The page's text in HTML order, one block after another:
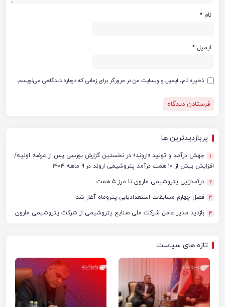
نام *
ایمیل *
ذخیره نام، ایمیل و وبسایت من در مرورگر برای زمانی که دوباره دیدگاهی می‌نویسم.
پربازدیدترین ها
1
جهش درآمد و تولید «اروند» در نخستین گزارش بورسی پس از عرضه اولیه/
افزایش بیش از ۱۰ همت درآمد پتروشیمی اروند در ۹ ماهه ۱۴۰۴
2 درآمدزایی پتروشیمی مارون تا مرز ۵ همت
3 فصل چهارم مسابقات استعدادیابی پتروماه آغاز شد
4 بازدید مدیر عامل شرکت ملی صنایع پتروشیمی از شرکت پتروشیمی مارون
تازه های سیاست